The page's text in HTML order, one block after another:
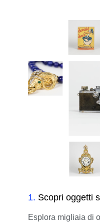
1. Scopri oggetti
Esplora migliaia di